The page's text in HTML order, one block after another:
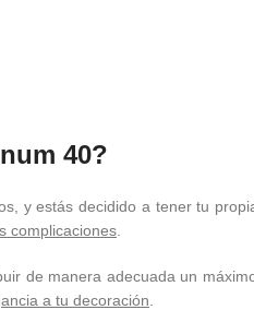
40?
y estás decidido a tener tu
complicaciones
de manera adecuada un
a tu decoración